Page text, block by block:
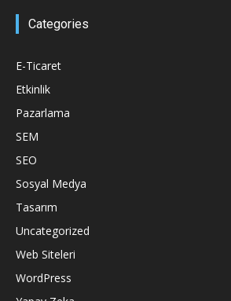
Categories
E-Ticaret
Etkinlik
Pazarlama
SEM
SEO
Sosyal Medya
Tasarım
Uncategorized
Web Siteleri
WordPress